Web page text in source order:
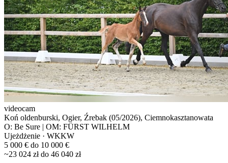
videocam
Koń oldenburski, Ogier, Źrebak (05/2026), Ciemnokasztanowata
O: Be Sure | OM: FÜRST WILHELM
Ujeżdżenie · WKKW
5 000 € do 10 000 €
~23 024 zł do 46 040 zł